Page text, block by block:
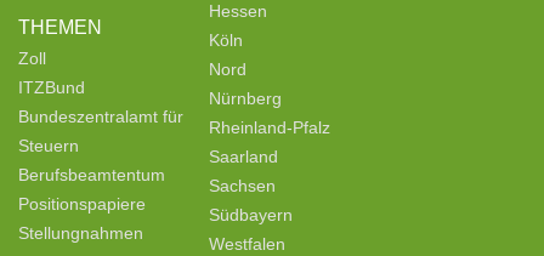
THEMEN
Zoll
ITZBund
Bundeszentralamt für
Steuern
Berufsbeamtentum
Positionspapiere
Stellungnahmen
Hessen
Köln
Nord
Nürnberg
Rheinland-Pfalz
Saarland
Sachsen
Südbayern
Westfalen